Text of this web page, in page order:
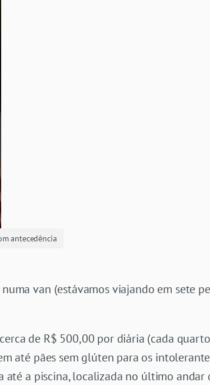
antecedência
van (estávamos viajando em sete
cerca de R$ 500,00 por diária (cada
até pães sem glúten para os
a piscina, localizada no último andar